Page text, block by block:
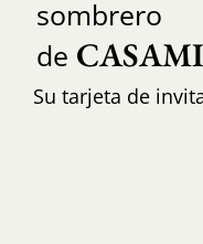
sombrero
de
Su tarjeta de